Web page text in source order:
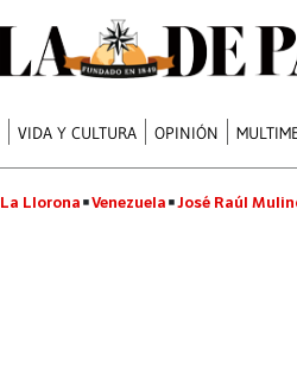
VIDA Y CULTURA OPINIÓN
La Llorona Venezuela José Raúl